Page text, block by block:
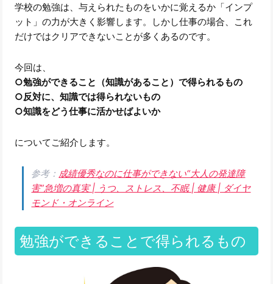
学校の勉強は、与えられたものをいかに覚えるか「インプ
ット」の力が大きく影響します。しかし仕事の場合、これ
だけではクリアできないことが多くあるのです。
今回は、
○勉強ができること（知識があること）で得られるもの
○反対に、知識では得られないもの
○知識をどう仕事に活かせばよいか
についてご紹介します。
参考： 成績優秀なのに仕事ができない“大人の発達障
害”急増の真実 | うつ、ストレス、不眠 | 健康 | ダイヤ
モンド・オンライン
勉強ができることで得られるもの